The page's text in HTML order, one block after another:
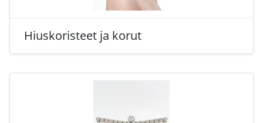
Hiuskoristeet ja korut